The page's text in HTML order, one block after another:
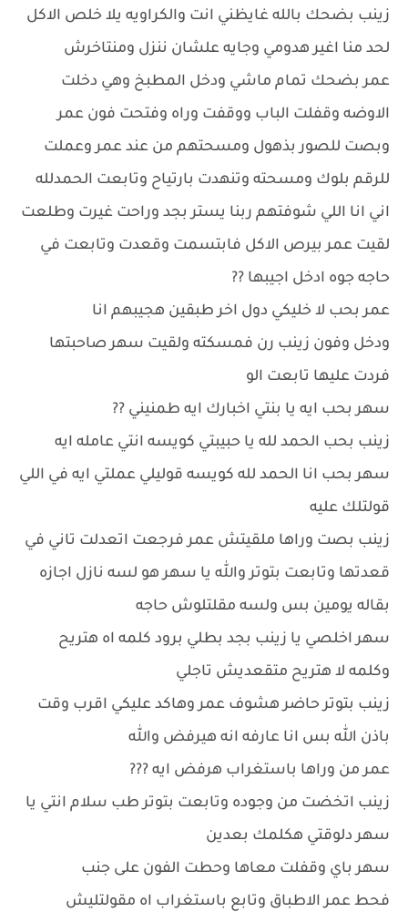
زينب بضحك بالله غايظني انت والكراويه يلا خلص الاكل
لحد منا اغير هدومي وجايه علشان ننزل ومنتاخرش
عمر بضحك تمام ماشي ودخل المطبخ وهي دخلت
الاوضه وقفلت الباب ووقفت وراه وفتحت فون عمر
وبصت للصور بذهول ومسحتهم من عند عمر وعملت
للرقم بلوك ومسحته وتنهدت بارتياح وتابعت الحمدلله
اني انا اللي شوفتهم ربنا يستر بجد وراحت غيرت وطلعت
لقيت عمر بيرص الاكل فابتسمت وقعدت وتابعت في
حاجه جوه ادخل اجيبها ??
عمر بحب لا خليكي دول اخر طبقين هجيبهم انا
ودخل وفون زينب رن فمسكته ولقيت سهر صاحبتها
فردت عليها تابعت الو
سهر بحب ايه يا بنتي اخبارك ايه طمنيني ??
زينب بحب الحمد لله يا حبيبتي كويسه انتي عامله ايه
سهر بحب انا الحمد لله كويسه قوليلي عملتي ايه في اللي
قولتلك عليه
زينب بصت وراها ملقيتش عمر فرجعت اتعدلت تاني في
قعدتها وتابعت بتوتر والله يا سهر هو لسه نازل اجازه
بقاله يومين بس ولسه مقلتلوش حاجه
سهر اخلصي يا زينب بجد بطلي برود كلمه اه هتريح
وكلمه لا هتريح متقعديش تاجلي
زينب بتوتر حاضر هشوف عمر وهاكد عليكي اقرب وقت
باذن الله بس انا عارفه انه هيرفض والله
عمر من وراها باستغراب هرفض ايه ???
زينب اتخضت من وجوده وتابعت بتوتر طب سلام انتي يا
سهر دلوقتي هكلمك بعدين
سهر باي وقفلت معاها وحطت الفون على جنب
فحط عمر الاطباق وتابع باستغراب اه مقولتليش